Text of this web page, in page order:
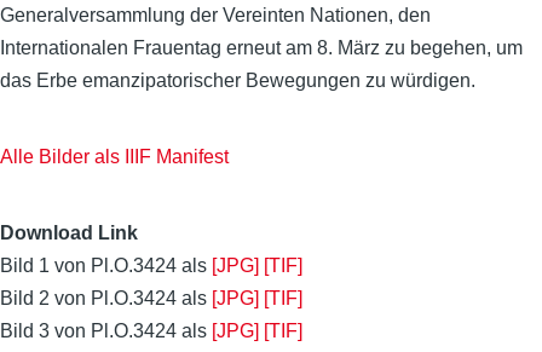
Generalversammlung der Vereinten Nationen, den
Internationalen Frauentag erneut am 8. März zu begehen, um
das Erbe emanzipatorischer Bewegungen zu würdigen.
Alle Bilder als IIIF Manifest
Download Link
Bild 1 von Pl.O.3424 als [JPG] [TIF]
Bild 2 von Pl.O.3424 als [JPG] [TIF]
Bild 3 von Pl.O.3424 als [JPG] [TIF]